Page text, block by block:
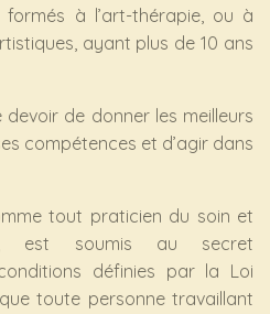
formés à l’art-thérapie, ou à
ayant plus de 10 ans
devoir de donner les meilleurs
compétences et d’agir dans
tout praticien du soin et
est soumis au secret
définies par la Loi
toute personne travaillant